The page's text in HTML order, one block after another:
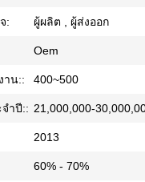
: ผู้ผลิต , ผู้ส่งออก
Oem
าน:: 400~500
ำปี:: 21,000,000-
2013
60% - 70%